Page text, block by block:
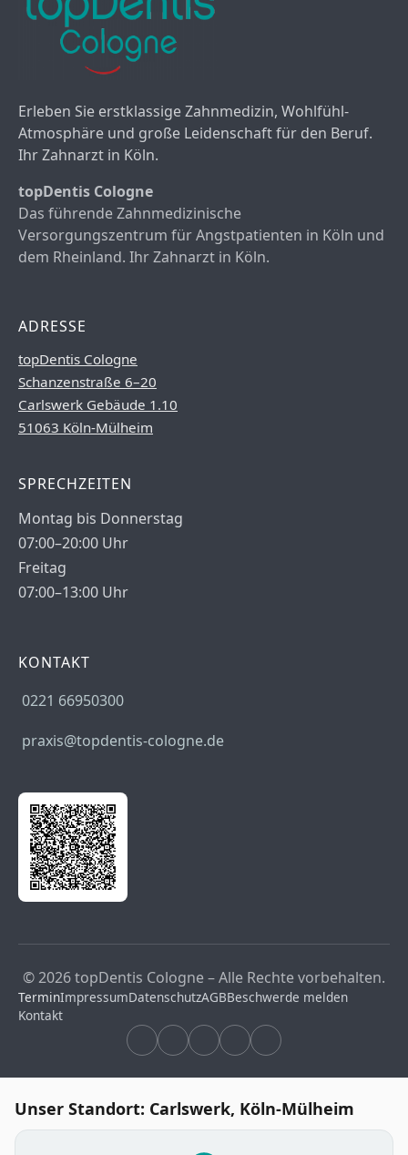
Erleben Sie erstklassige Zahnmedizin, Wohlfühl-
Atmosphäre und große Leidenschaft für den Beruf.
Ihr Zahnarzt in Köln.
topDentis Cologne
Das führende Zahnmedizinische
Versorgungszentrum für Angstpatienten in Köln und
dem Rheinland. Ihr Zahnarzt in Köln.
ADRESSE
topDentis Cologne
Schanzenstraße 6–20
Carlswerk Gebäude 1.10
51063 Köln-Mülheim
SPRECHZEITEN
Montag bis Donnerstag
07:00–20:00 Uhr
Freitag
07:00–13:00 Uhr
KONTAKT
0221 66950300
praxis@topdentis-cologne.de
© 2026 topDentis Cologne – Alle Rechte vorbehalten.
TerminImpressumDatenschutzAGBBeschwerde melden
Kontakt
Unser Standort: Carlswerk, Köln-Mülheim